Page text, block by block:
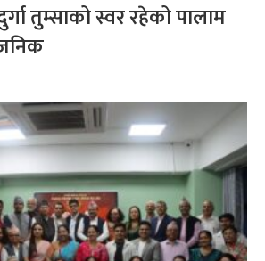
तुम्साको स्वर रहेको पालाम